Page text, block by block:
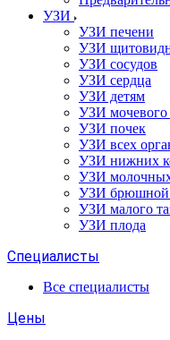
УЗИ
УЗИ печени
УЗИ
УЗИ сосудов
УЗИ сердца
УЗИ детям
УЗИ мочевого
УЗИ почек
УЗИ всех
УЗИ нижних
УЗИ
УЗИ брюшной
УЗИ малого
УЗИ плода
Специалисты
Все специалисты
Цены